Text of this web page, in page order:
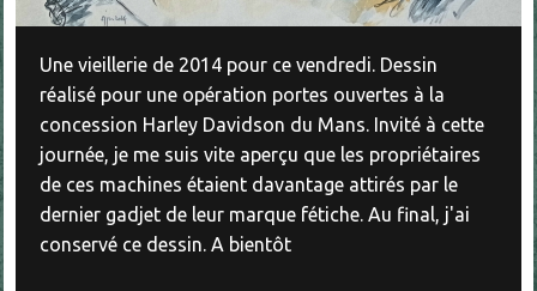
Une vieillerie de 2014 pour ce vendredi. Dessin
réalisé pour une opération portes ouvertes à la
concession Harley Davidson du Mans. Invité à cette
journée, je me suis vite aperçu que les propriétaires
de ces machines étaient davantage attirés par le
dernier gadjet de leur marque fétiche. Au final, j'ai
conservé ce dessin. A bientôt